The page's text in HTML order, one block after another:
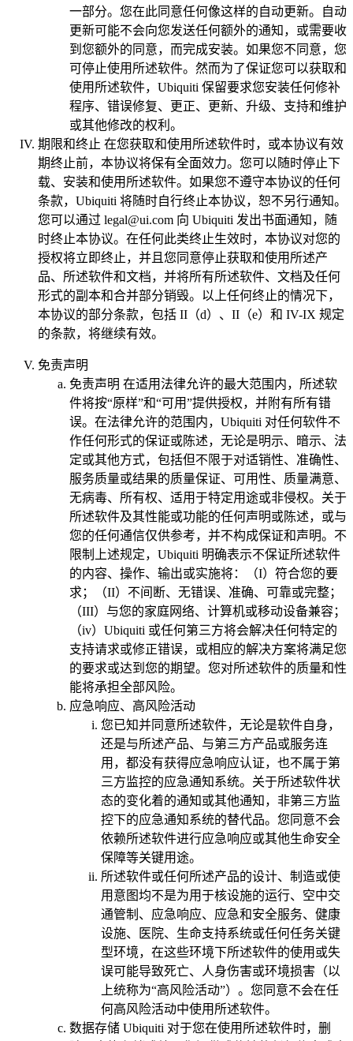
一部分。您在此同意任何像这样的自动更新。自动
更新可能不会向您发送任何额外的通知，或需要收
到您额外的同意，而完成安装。如果您不同意，您
可停止使用所述软件。然而为了保证您可以获取和
使用所述软件，Ubiquiti 保留要求您安装任何修补
程序、错误修复、更正、更新、升级、支持和维护
或其他修改的权利。
期限和终止 在您获取和使用所述软件时，或本协议有效
期终止前，本协议将保有全面效力。您可以随时停止下
载、安装和使用所述软件。如果您不遵守本协议的任何
条款，Ubiquiti 将随时自行终止本协议，恕不另行通知。
您可以通过 legal@ui.com 向 Ubiquiti 发出书面通知，随
时终止本协议。在任何此类终止生效时，本协议对您的
授权将立即终止，并且您同意停止获取和使用所述产
品、所述软件和文档，并将所有所述软件、文档及任何
形式的副本和合并部分销毁。以上任何终止的情况下，
本协议的部分条款，包括 II（d）、II（e）和 IV-IX 规定
的条款，将继续有效。
免责声明
免责声明 在适用法律允许的最大范围内，所述软
件将按“原样”和“可用”提供授权，并附有所有错
误。在法律允许的范围内，Ubiquiti 对任何软件不
作任何形式的保证或陈述，无论是明示、暗示、法
定或其他方式，包括但不限于对适销性、准确性、
服务质量或结果的质量保证、可用性、质量满意、
无病毒、所有权、适用于特定用途或非侵权。关于
所述软件及其性能或功能的任何声明或陈述，或与
您的任何通信仅供参考，并不构成保证和声明。不
限制上述规定，Ubiquiti 明确表示不保证所述软件
的内容、操作、输出或实施将：（I）符合您的要
求；（II）不间断、无错误、准确、可靠或完整；
（III）与您的家庭网络、计算机或移动设备兼容；
（iv）Ubiquiti 或任何第三方将会解决任何特定的
支持请求或修正错误，或相应的解决方案将满足您
的要求或达到您的期望。您对所述软件的质量和性
能将承担全部风险。
应急响应、高风险活动
您已知并同意所述软件，无论是软件自身，
还是与所述产品、与第三方产品或服务连
用，都没有获得应急响应认证，也不属于第
三方监控的应急通知系统。关于所述软件状
态的变化着的通知或其他通知，非第三方监
控下的应急通知系统的替代品。您同意不会
依赖所述软件进行应急响应或其他生命安全
保障等关键用途。
所述软件或任何所述产品的设计、制造或使
用意图均不是为用于核设施的运行、空中交
通管制、应急响应、应急和安全服务、健康
设施、医院、生命支持系统或任何任务关键
型环境，在这些环境下所述软件的使用或失
误可能导致死亡、人身伤害或环境损害（以
上统称为“高风险活动”）。您同意不会在任
何高风险活动中使用所述软件。
数据存储 Ubiquiti 对于您在使用所述软件时，删